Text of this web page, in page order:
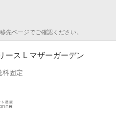
先ページでご確認ください。
ース L マザーガーデン
料固定